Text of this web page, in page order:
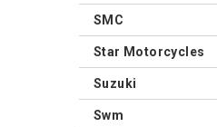
SMC
Star Motorcycles
Suzuki
Swm